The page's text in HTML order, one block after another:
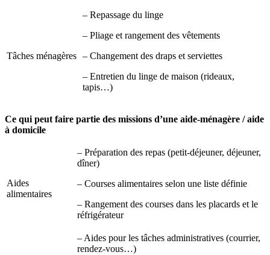
Tâches ménagères
– Repassage du linge
– Pliage et rangement des vêtements
– Changement des draps et serviettes
– Entretien du linge de maison (rideaux,
tapis…)
Ce qui peut faire partie des missions d’une aide-ménagère / aide
à domicile
Aides
alimentaires
– Préparation des repas (petit-déjeuner, déjeuner,
dîner)
– Courses alimentaires selon une liste définie
– Rangement des courses dans les placards et le
réfrigérateur
– Aides pour les tâches administratives (courrier,
rendez-vous…)